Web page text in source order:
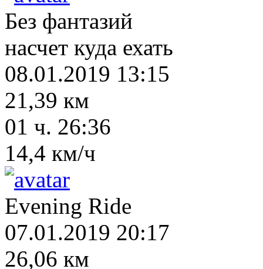
Без фантазий
насчет куда ехать
08.01.2019 13:15
21,39 км
01 ч. 26:36
14,4 км/ч
Evening Ride
07.01.2019 20:17
26,06 км